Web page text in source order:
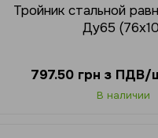
Тройник стальной
Ду65
797.50 грн з ПДВ/
В наличии